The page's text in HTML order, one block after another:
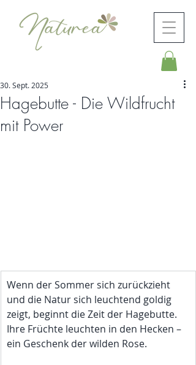
Hagebutte - Die Wildfrucht
mit Power
30. Sept. 2025
Wenn der Sommer sich zurückzieht
und die Natur sich leuchtend goldig
zeigt, beginnt die Zeit der Hagebutte.
Ihre Früchte leuchten in den Hecken –
ein Geschenk der wilden Rose.